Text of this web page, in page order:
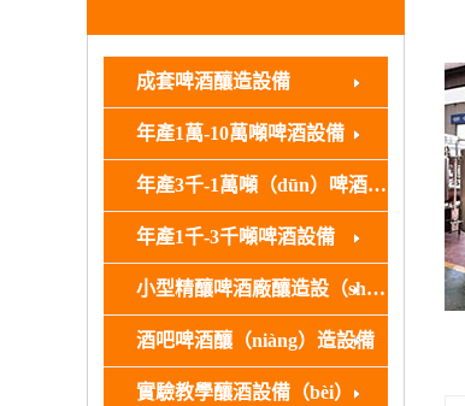
成套啤酒釀造設備
年產1萬-10萬噸啤酒設備
年產3千-1萬噸（dūn）啤酒設備
年產1千-3千噸啤酒設備
小型精釀啤酒廠釀造設（shè）備（bèi）
酒吧啤酒釀（niàng）造設備
實驗教學釀酒設備（bèi）